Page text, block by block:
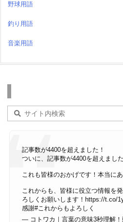
野球用語
釣り用語
音楽用語
記事数が4400を超えました！
ついに、記事数が4400を超えました
これも皆様のおかげです！本当に
これからも、皆様に役立つ情報を
ろしくお願いします！ https://t.co/
感謝#これからもよろしく
— コトワカ｜言葉の意味3秒理解！